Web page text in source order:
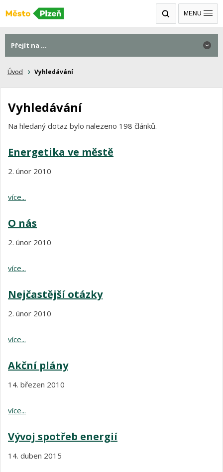
MENU
Úvod Vyhledávání
Vyhledávání
Na hledaný dotaz bylo nalezeno 198 článků.
Energetika ve městě
2. únor 2010
více...
O nás
2. únor 2010
více...
Nejčastější otázky
2. únor 2010
více...
Akční plány
14. březen 2010
více...
Vývoj spotřeb energií
14. duben 2015
Přejít na ...